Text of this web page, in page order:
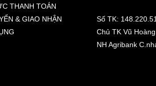
THANH TOÁN
& GIAO NHẬN
Số TK:
Chủ TK Vũ
NH Agribank